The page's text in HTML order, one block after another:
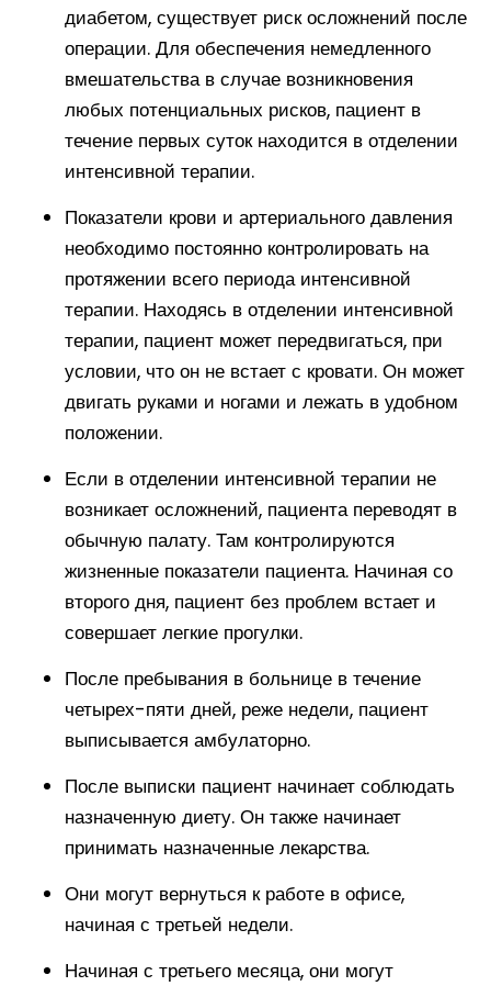
диабетом, существует риск осложнений после
операции. Для обеспечения немедленного
вмешательства в случае возникновения
любых потенциальных рисков, пациент в
течение первых суток находится в отделении
интенсивной терапии.
Показатели крови и артериального давления
необходимо постоянно контролировать на
протяжении всего периода интенсивной
терапии. Находясь в отделении интенсивной
терапии, пациент может передвигаться, при
условии, что он не встает с кровати. Он может
двигать руками и ногами и лежать в удобном
положении.
Если в отделении интенсивной терапии не
возникает осложнений, пациента переводят в
обычную палату. Там контролируются
жизненные показатели пациента. Начиная со
второго дня, пациент без проблем встает и
совершает легкие прогулки.
После пребывания в больнице в течение
четырех-пяти дней, реже недели, пациент
выписывается амбулаторно.
После выписки пациент начинает соблюдать
назначенную диету. Он также начинает
принимать назначенные лекарства.
Они могут вернуться к работе в офисе,
начиная с третьей недели.
Начиная с третьего месяца, они могут